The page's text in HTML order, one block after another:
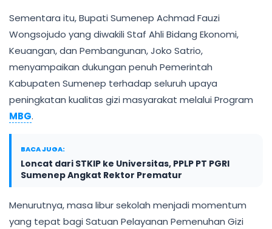
Sementara itu, Bupati Sumenep Achmad Fauzi
Wongsojudo yang diwakili Staf Ahli Bidang Ekonomi,
Keuangan, dan Pembangunan, Joko Satrio,
menyampaikan dukungan penuh Pemerintah
Kabupaten Sumenep terhadap seluruh upaya
peningkatan kualitas gizi masyarakat melalui Program
MBG.
BACA JUGA:
Loncat dari STKIP ke Universitas, PPLP PT PGRI
Sumenep Angkat Rektor Prematur
Menurutnya, masa libur sekolah menjadi momentum
yang tepat bagi Satuan Pelayanan Pemenuhan Gizi